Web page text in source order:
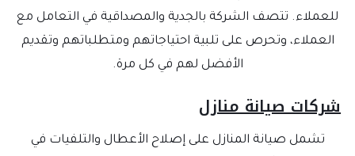
للعملاء. تتصف الشركة بالجدية والمصداقية في التعامل مع
العملاء، وتحرص على تلبية احتياجاتهم ومتطلباتهم وتقديم
الأفضل لهم في كل مرة.
شركات صيانة منازل
تشمل صيانة المنازل على إصلاح الأعطال والتلفيات في